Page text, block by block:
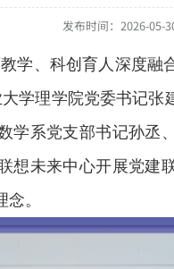
发布时间：2026-05-
学、科创育人深度融
学理学院党委书记
学系党支部书记孙丞
想未来中心开展党建
。